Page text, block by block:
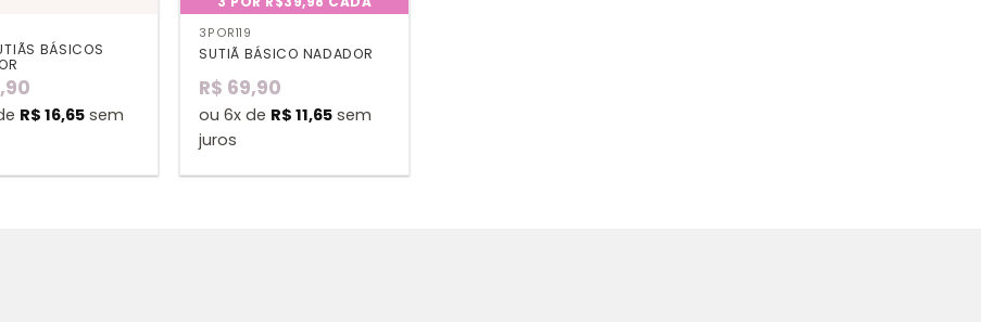
BÁSICOS
R$ 16,65sem
3POR119
SUTIÃ BÁSICO NADADOR
R$ 69,90
ou 6x de R$ 11,65 sem
juros